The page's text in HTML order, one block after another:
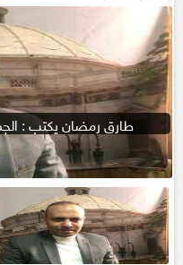
طارق رمضان يكتب :